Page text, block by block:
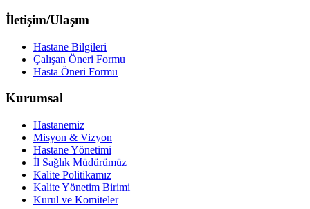
İletişim/Ulaşım
Hastane Bilgileri
Çalışan Öneri Formu
Hasta Öneri Formu
Kurumsal
Hastanemiz
Misyon & Vizyon
Hastane Yönetimi
İl Sağlık Müdürümüz
Kalite Politikamız
Kalite Yönetim Birimi
Kurul ve Komiteler